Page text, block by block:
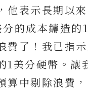
他表示長期以
的成本鑄造的
費了！我已指
1美分硬幣。讓
算中剔除浪費